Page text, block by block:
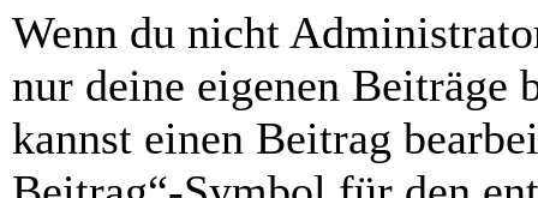
Wenn du nicht
nur deine eigenen Beiträge
kannst einen Beitrag